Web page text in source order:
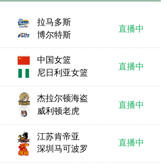
拉马多斯
博尔特斯
直播中
中国女篮
尼日利亚女篮
直播中
杰拉尔顿海盗
威利顿老虎
直播中
江苏肯帝亚
深圳马可波罗
直播中